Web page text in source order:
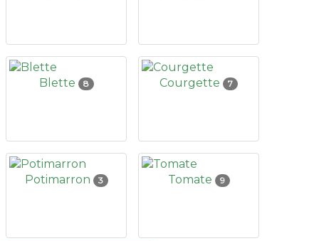
Blette 8 Courgette 7
Potimarron 3 Tomate 9